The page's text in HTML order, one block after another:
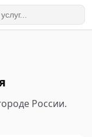
России.